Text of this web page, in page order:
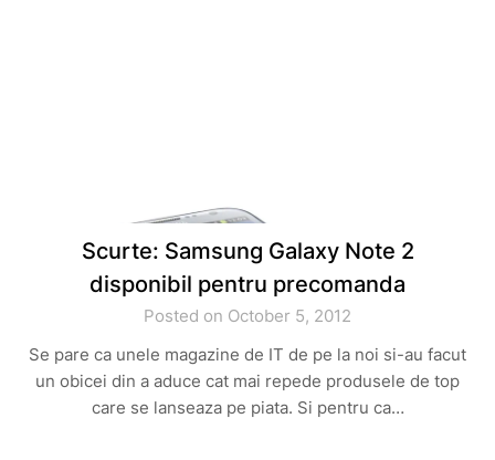
Scurte: Samsung Galaxy Note 2
disponibil pentru precomanda
Posted on October 5, 2012
Se pare ca unele magazine de IT de pe la noi si-au facut
un obicei din a aduce cat mai repede produsele de top
care se lanseaza pe piata. Si pentru ca…